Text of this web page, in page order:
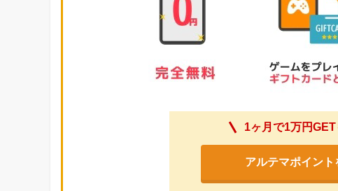
1ヶ月で1万円
アルテマポイント